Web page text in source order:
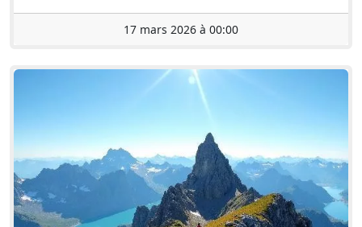
17 mars 2026 à 00:00